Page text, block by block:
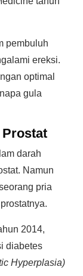
pembuluh
ereksi.
optimal
gula
Prostat
darah
Namun
pria
2014,
diabetes
Hyperplasia)